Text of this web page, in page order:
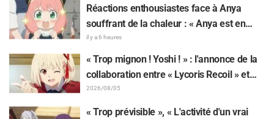
dévoilés
Réactions enthousiastes face à Anya
souffrant de la chaleur : « Anya est en
train de fondre » sur l'illustration
d'annonce de « SPY x FAMILY »
il y a 6 heures
« Trop mignon ! Yoshi ! » : l'annonce de la
collaboration entre « Lycoris Recoil » et
Kumamine, créateur du « Chat au travail »,
suscite une pluie de « Yoshi ! »
2026/08/05
« Trop prévisible », « L'activité d'un vrai